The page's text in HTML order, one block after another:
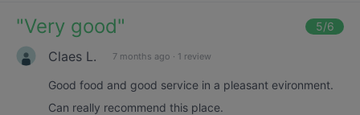
"Very good" 5/6
Claes L. 7 months ago · 1 review
Good food and good service in a pleasant evironment.
Can really recommend this place.